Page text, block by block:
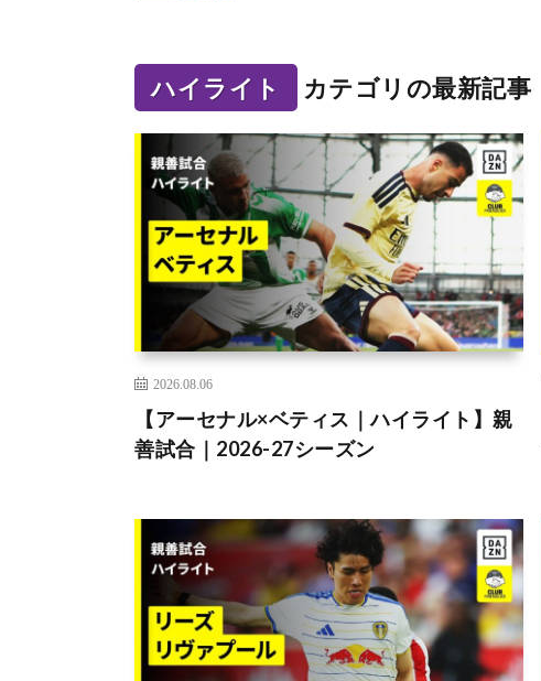
ハイライト カテゴリの最新記事
2026.08.06
【アーセナル×ベティス｜ハイライト】親
善試合｜2026-27シーズン